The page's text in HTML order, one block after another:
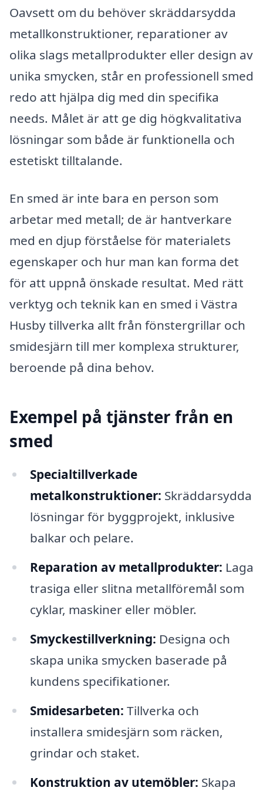
Oavsett om du behöver skräddarsydda
metallkonstruktioner, reparationer av
olika slags metallprodukter eller design av
unika smycken, står en professionell smed
redo att hjälpa dig med din specifika
needs. Målet är att ge dig högkvalitativa
lösningar som både är funktionella och
estetiskt tilltalande.
En smed är inte bara en person som
arbetar med metall; de är hantverkare
med en djup förståelse för materialets
egenskaper och hur man kan forma det
för att uppnå önskade resultat. Med rätt
verktyg och teknik kan en smed i Västra
Husby tillverka allt från fönstergrillar och
smidesjärn till mer komplexa strukturer,
beroende på dina behov.
Exempel på tjänster från en
smed
Specialtillverkade
metalkonstruktioner: Skräddarsydda
lösningar för byggprojekt, inklusive
balkar och pelare.
Reparation av metallprodukter: Laga
trasiga eller slitna metallföremål som
cyklar, maskiner eller möbler.
Smyckestillverkning: Designa och
skapa unika smycken baserade på
kundens specifikationer.
Smidesarbeten: Tillverka och
installera smidesjärn som räcken,
grindar och staket.
Konstruktion av utemöbler: Skapa